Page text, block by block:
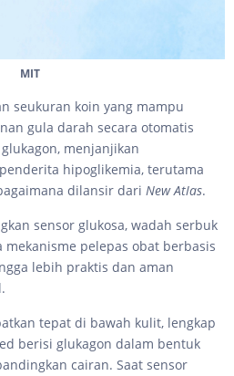
MIT
seukuran koin yang mampu
gula darah secara otomatis
menjanjikan
hipoglikemia, terutama
dilansir dari New Atlas.
sensor glukosa, wadah serbuk
mekanisme pelepas obat berbasis
lebih praktis dan aman
tepat di bawah kulit, lengkap
berisi glukagon dalam bentuk
cairan. Saat sensor